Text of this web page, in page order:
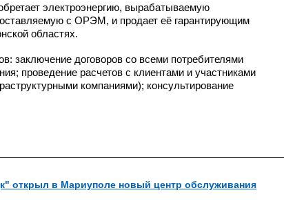
электроэнергию, вырабатываемую
с ОРЭМ, и продает её гарантирующим
областях.
заключение договоров со всеми потребителями
проведение расчетов с клиентами и участниками
компаниями); консультирование
открыл в Мариуполе новый центр обслуживания